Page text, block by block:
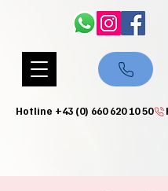
Hotline +43 (0) 660 620 10 50